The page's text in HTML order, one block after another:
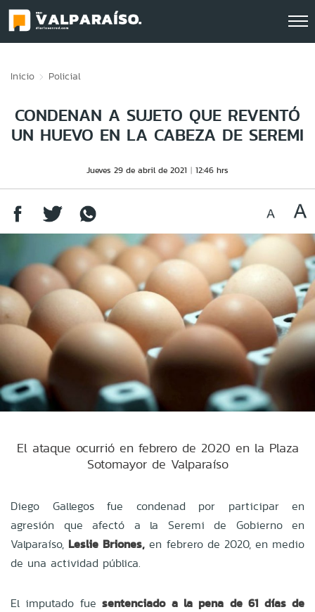
Inicio Policial
CONDENAN A SUJETO QUE REVENTÓ
UN HUEVO EN LA CABEZA DE SEREMI
Jueves 29 de abril de 2021 12:46 hrs
El ataque ocurrió en febrero de 2020 en la Plaza
Sotomayor de Valparaíso
Diego Gallegos fue condenad por participar en
agresión que afectó a la Seremi de Gobierno en
Valparaíso, Leslie Briones, en febrero de 2020, en medio
de una actividad pública.
El imputado fuesentenciado a la pena de 61 días de